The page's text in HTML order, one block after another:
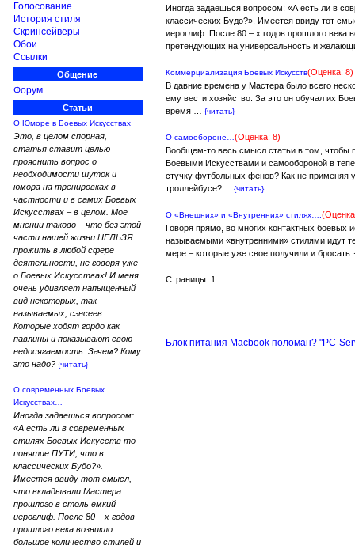
Голосование
История стиля
Скринсейверы
Обои
Ссылки
Общение
Форум
Статьи
О Юморе в Боевых Искусствах
Это, в целом спорная,
статья ставит целью
прояснить вопрос о
необходимости шуток и
юмора на тренировках в
частности и в самих Боевых
Искусствах – в целом. Мое
мнении таково – что без этой
части нашей жизни НЕЛЬЗЯ
прожить в любой сфере
деятельности, не говоря уже
о Боевых Искусствах! И меня
очень удивляет напыщенный
вид некоторых, так
называемых, сэнсеев.
Которые ходят гордо как
павлины и показывают свою
недосягаемость. Зачем? Кому
это надо? {читать}
О современных Боевых
Искусствах…
Иногда задаешься вопросом:
«А есть ли в современных
стилях Боевых Искусств то
понятие ПУТИ, что в
классических Будо?».
Имеется ввиду тот смысл,
что вкладывали Мастера
прошлого в столь емкий
иероглиф. После 80 – х годов
прошлого века возникло
большое количество стилей и
Иногда задаешься вопросом: «А есть ли в
классических Будо?». Имеется ввиду тот
иероглиф. После 80 – х годов прошлого века
претендующих на универсальность и
Коммерциализация Боевых Искусств(Оценка: 8)
В давние времена у Мастера было всего
ему вести хозяйство. За это он обучал их
время …{читать}
О самообороне…(Оценка: 8)
Вообщем-то весь смысл статьи в том, чтобы
Боевыми Искусствами и самообороной в
стучку футбольных фенов? Как не применяя
троллейбусе? ...{читать}
О «Внешних» и «Внутренних» стилях….
Говоря прямо, во многих контактных боевых
называемыми «внутренними» стилями идут
мере – которые уже свое получили и
Страницы: 1
Блок питания Macbook поломан? "PC-